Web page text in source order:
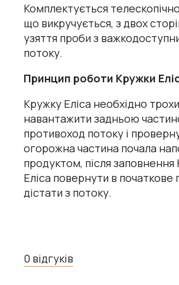
Комплектується
що викручується, з двох
узяття проби з
потоку.
Принцип роботи Кружки
Кружку Еліса необхідно трохи
навантажити задньою
противоход потоку і
огорожна частина почала
продуктом, після
Еліса повернути в початкове
дістати з потоку.
0 відгуків